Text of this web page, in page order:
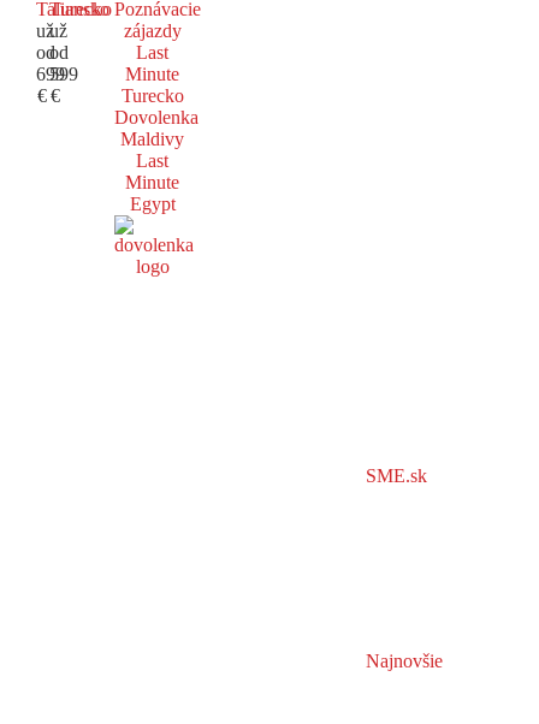
Taliansko
už
od
699
€
Turecko
už
od
599
€
Poznávacie
zájazdy
Last
Minute
Turecko
Dovolenka
Maldivy
Last
Minute
Egypt
SME.sk
Najnovšie